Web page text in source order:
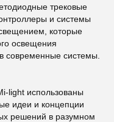
трековые
и системы
которые
освещения
современные системы.
light использованы
идеи и концепции
решений в разумном